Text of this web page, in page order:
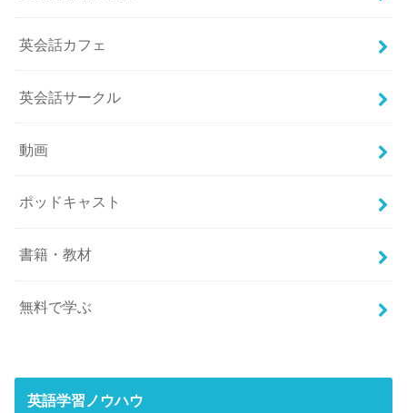
英会話カフェ
英会話サークル
動画
ポッドキャスト
書籍・教材
無料で学ぶ
英語学習ノウハウ